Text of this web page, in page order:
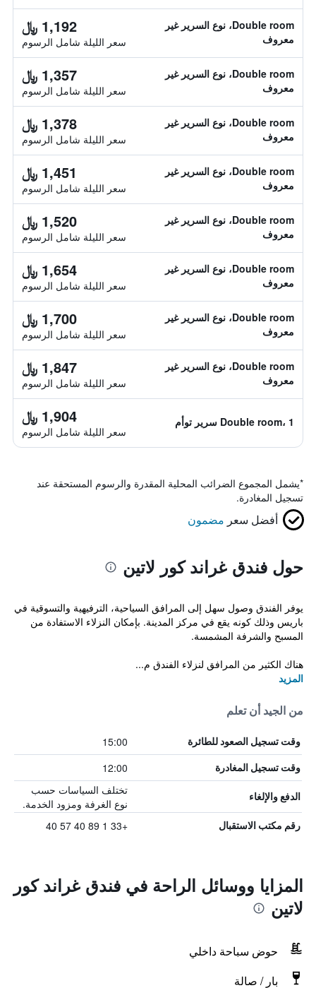
Double room، نوع السرير غير
معروف
1,192 ﷼
سعر الليلة شامل الرسوم
Double room، نوع السرير غير
معروف
1,357 ﷼
سعر الليلة شامل الرسوم
Double room، نوع السرير غير
معروف
1,378 ﷼
سعر الليلة شامل الرسوم
Double room، نوع السرير غير
معروف
1,451 ﷼
سعر الليلة شامل الرسوم
Double room، نوع السرير غير
معروف
1,520 ﷼
سعر الليلة شامل الرسوم
Double room، نوع السرير غير
معروف
1,654 ﷼
سعر الليلة شامل الرسوم
Double room، نوع السرير غير
معروف
1,700 ﷼
سعر الليلة شامل الرسوم
Double room، نوع السرير غير
معروف
1,847 ﷼
سعر الليلة شامل الرسوم
Double room، 1 سرير توأم 1,904 ﷼
سعر الليلة شامل الرسوم
*يشمل المجموع الضرائب المحلية المقدرة والرسوم المستحقة عند
تسجيل المغادرة.
أفضل سعر مضمون
حول فندق غراند كور لاتين
يوفر الفندق وصول سهل إلى المرافق السياحية، الترفيهية والتسوقية في
باريس وذلك كونه يقع في مركز المدينة. بإمكان النزلاء الاستفادة من
المسبح والشرفة المشمسة.
هناك الكثير من المرافق لنزلاء الفندق م...
المزيد
من الجيد أن تعلم
وقت تسجيل الصعود للطائرة 15:00
وقت تسجيل المغادرة 12:00
الدفع والإلغاء
تختلف السياسات حسب
نوع الغرفة ومزود الخدمة.
رقم مكتب الاستقبال +33 1 89 40 57 40
المزايا ووسائل الراحة في فندق غراند كور
لاتين
حوض سباحة داخلي
بار / صالة